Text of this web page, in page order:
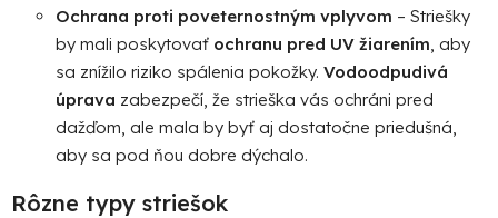
Ochrana proti poveternostným vplyvom – Striešky
by mali poskytovať ochranu pred UV žiarením, aby
sa znížilo riziko spálenia pokožky. Vodoodpudivá
úprava zabezpečí, že strieška vás ochráni pred
dažďom, ale mala by byť aj dostatočne priedušná,
aby sa pod ňou dobre dýchalo.
Rôzne typy striešok